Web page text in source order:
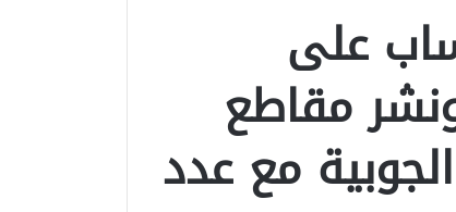
على
مقاطع
مع عدد